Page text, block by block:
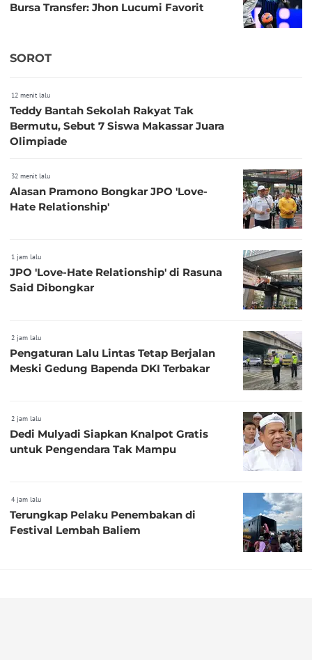
Bursa Transfer: Jhon Lucumi Favorit
SOROT
12 menit lalu
Teddy Bantah Sekolah Rakyat Tak
Bermutu, Sebut 7 Siswa Makassar Juara
Olimpiade
32 menit lalu
Alasan Pramono Bongkar JPO 'Love-
Hate Relationship'
1 jam lalu
JPO 'Love-Hate Relationship' di Rasuna
Said Dibongkar
2 jam lalu
Pengaturan Lalu Lintas Tetap Berjalan
Meski Gedung Bapenda DKI Terbakar
2 jam lalu
Dedi Mulyadi Siapkan Knalpot Gratis
untuk Pengendara Tak Mampu
4 jam lalu
Terungkap Pelaku Penembakan di
Festival Lembah Baliem